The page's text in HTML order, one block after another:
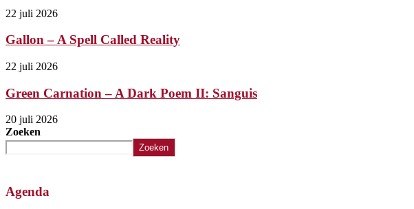
22 juli 2026
Gallon – A Spell Called Reality
22 juli 2026
Green Carnation – A Dark Poem II: Sanguis
20 juli 2026
Zoeken
Zoeken
Agenda